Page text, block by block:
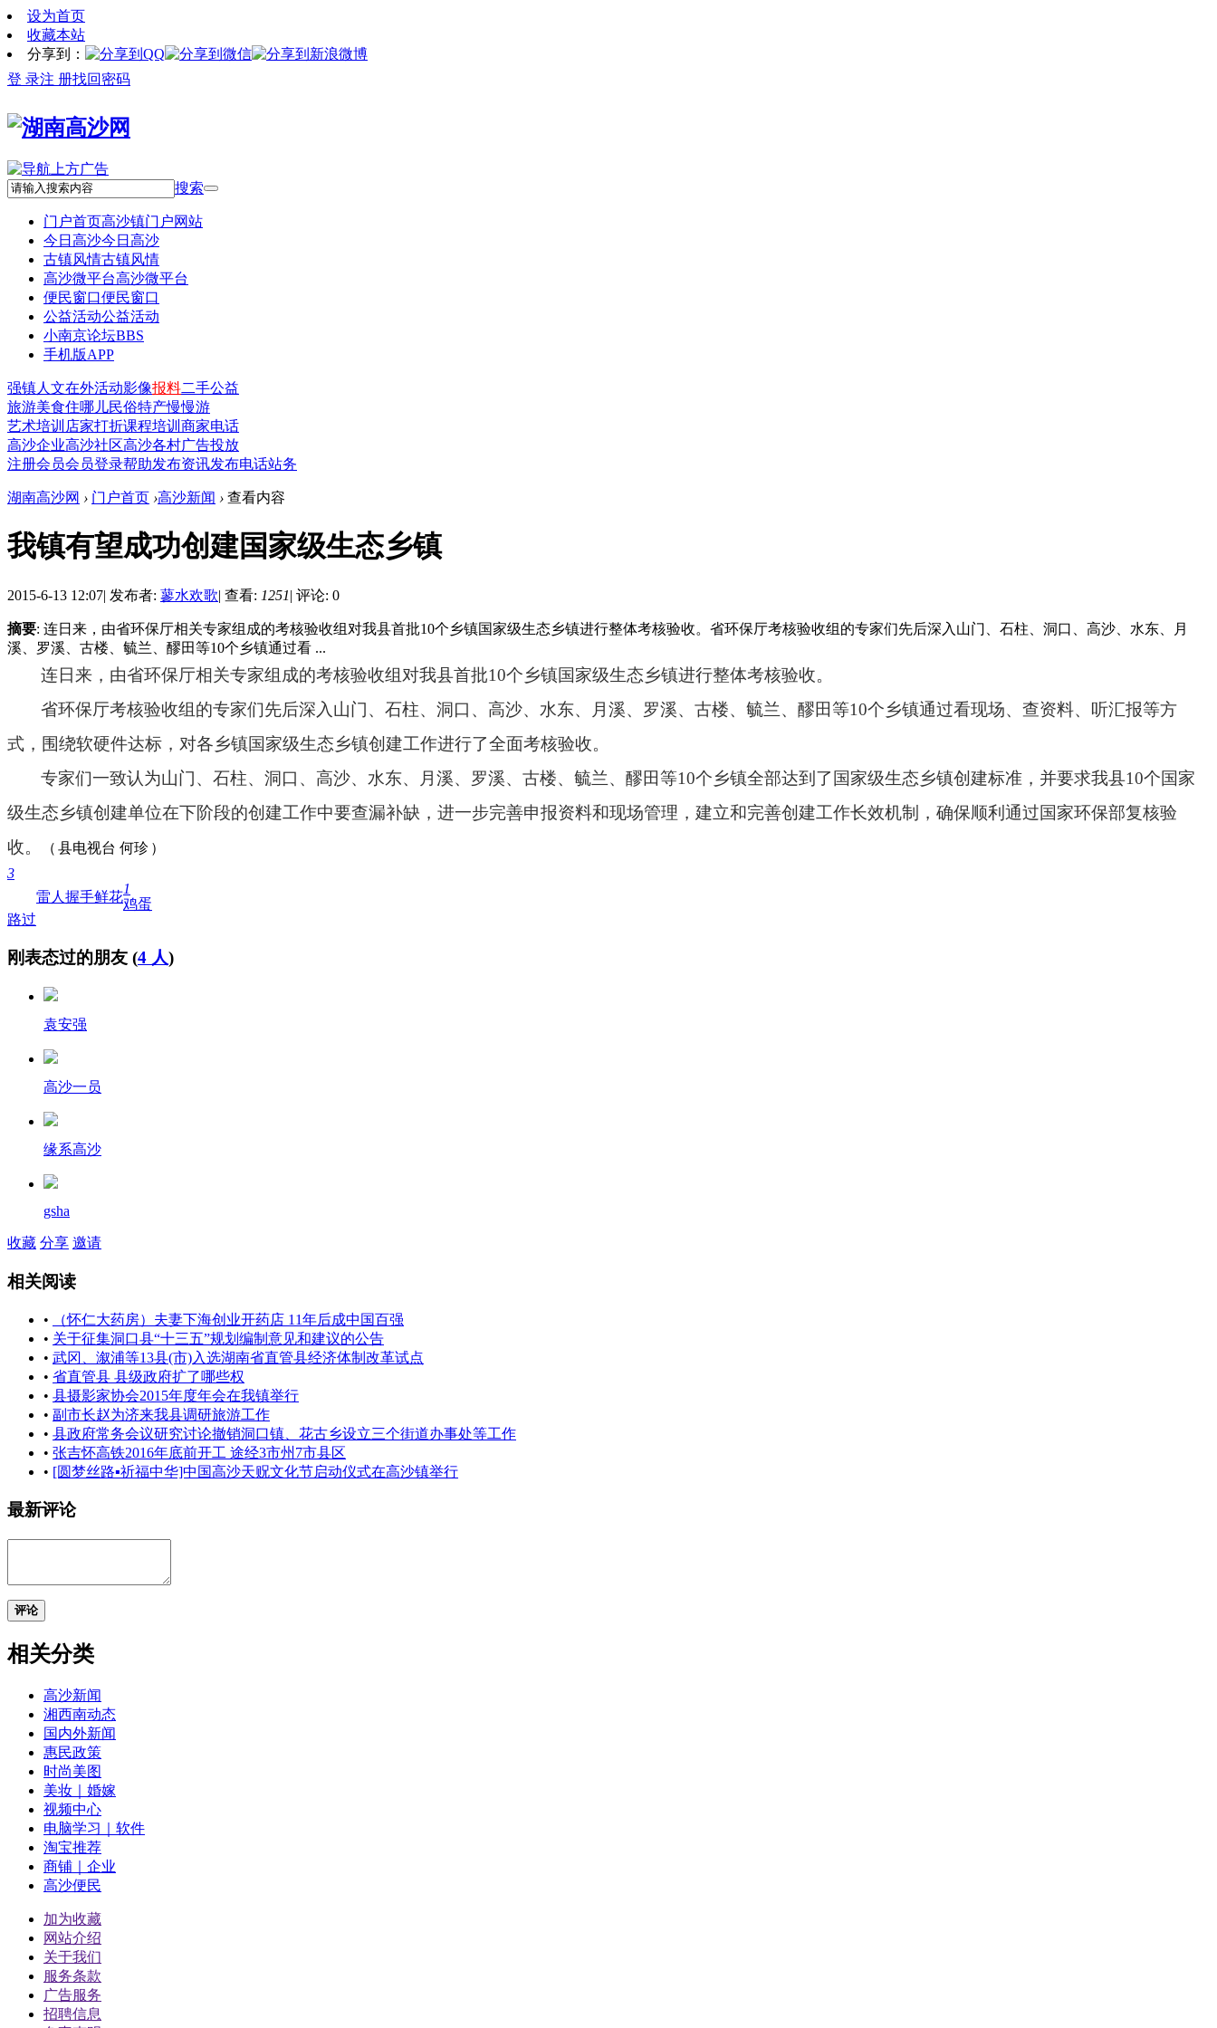
设为首页
收藏本站
分享到：
登 录注 册找回密码
搜索
门户首页高沙镇门户网站
今日高沙今日高沙
古镇风情古镇风情
高沙微平台高沙微平台
便民窗口便民窗口
公益活动公益活动
小南京论坛BBS
手机版APP
强镇人文在外活动影像报料二手公益
旅游美食住哪儿民俗特产慢慢游
艺术培训 店家打折课程培训 商家电话
高沙企业高沙社区高沙各村广告投放
注册会员会员登录帮助发布资讯发布电话站务
湖南高沙网 › 门户首页 ›高沙新闻 › 查看内容
我镇有望成功创建国家级生态乡镇
2015-6-13 12:07| 发布者: 蓼水欢歌| 查看: 1251| 评论: 0
摘要: 连日来，由省环保厅相关专家组成的考核验收组对我县首批10个乡镇国家级生态乡镇进行整体考核验收。省环保厅考核验收组的专家们先后深入山门、石柱、洞口、高沙、水东、月
溪、罗溪、古楼、毓兰、醪田等10个乡镇通过看 ...
连日来，由省环保厅相关专家组成的考核验收组对我县首批10个乡镇国家级生态乡镇进行整体考核验收。
省环保厅考核验收组的专家们先后深入山门、石柱、洞口、高沙、水东、月溪、 罗溪、古楼、毓兰、醪田等10个乡镇通过看现场、查资料、听汇报等方
式，围绕软硬件达标，对各乡镇国家级生态乡镇创建工作进行了全面考核验收。
专家们一致认为山门、石柱、洞口、高沙、水东、月溪、罗溪、古楼、毓兰、醪田等10个乡镇全部达到了国家级生态乡镇创建标准，并要求我县10个国家
级生态乡镇创建单位在下阶段的创建工作中要查漏补缺，进一步完善申报资料和现场管理，建立和完善创建工作长效机制，确保顺利通过国家环保部复核验
收。
（ 县电视台 何珍 ）
3
路过
雷人 握手鲜花
1
鸡蛋
刚表态过的朋友 (4 人)
袁安强
高沙一员
缘系高沙
gsha
收藏 分享 邀请
相关阅读
•
（怀仁大药房）夫妻下海创业开药店 11年后成中国百强
• 关于征集洞口县“十三五”规划编制意见和建议的公告
• 武冈、溆浦等13县(市)入选湖南省直管县经济体制改革试点
• 省直管县 县级政府扩了哪些权
• 县摄影家协会2015年度年会在我镇举行
• 副市长赵为济来我县调研旅游工作
• 县政府常务会议研究讨论撤销洞口镇、花古乡设立三个街道办事处等工作
• 张吉怀高铁2016年底前开工 途经3市州7市县区
• [圆梦丝路▪祈福中华]中国高沙天贶文化节启动仪式在高沙镇举行
最新评论
评论
相关分类
高沙新闻
湘西南动态
国内外新闻
惠民政策
时尚美图
美妆｜婚嫁
视频中心
电脑学习｜软件
淘宝推荐
商铺｜企业
高沙便民
加为收藏
网站介绍
关于我们
服务条款
广告服务
招聘信息